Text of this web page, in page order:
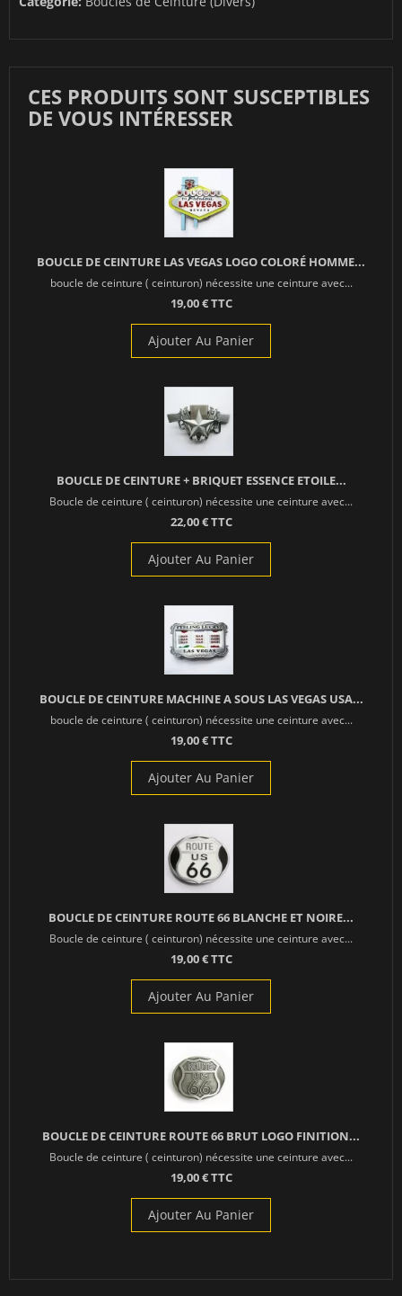
CES PRODUITS SONT SUSCEPTIBLES
DE VOUS INTÉRESSER
BOUCLE DE CEINTURE LAS VEGAS LOGO COLORÉ HOMME...
boucle de ceinture ( ceinturon) nécessite une ceinture avec...
19,00 € TTC
Ajouter Au Panier
BOUCLE DE CEINTURE + BRIQUET ESSENCE ETOILE...
Boucle de ceinture ( ceinturon) nécessite une ceinture avec...
22,00 € TTC
Ajouter Au Panier
BOUCLE DE CEINTURE MACHINE A SOUS LAS VEGAS USA...
boucle de ceinture ( ceinturon) nécessite une ceinture avec...
19,00 € TTC
Ajouter Au Panier
BOUCLE DE CEINTURE ROUTE 66 BLANCHE ET NOIRE...
Boucle de ceinture ( ceinturon) nécessite une ceinture avec...
19,00 € TTC
Ajouter Au Panier
BOUCLE DE CEINTURE ROUTE 66 BRUT LOGO FINITION...
Boucle de ceinture ( ceinturon) nécessite une ceinture avec...
19,00 € TTC
Ajouter Au Panier